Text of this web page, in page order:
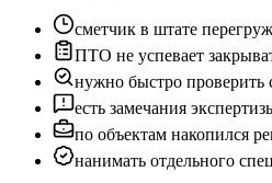
сметчик в штате
ПТО не успевает
нужно быстро
есть замечания
по объектам накопился
нанимать отдельного